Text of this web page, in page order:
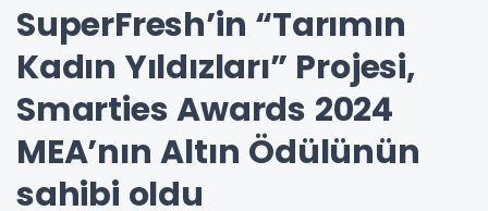
SuperFresh’in “Tarımın
Kadın Yıldızları” Projesi,
Smarties Awards 2024
MEA’nın Altın Ödülünün
sahibi oldu